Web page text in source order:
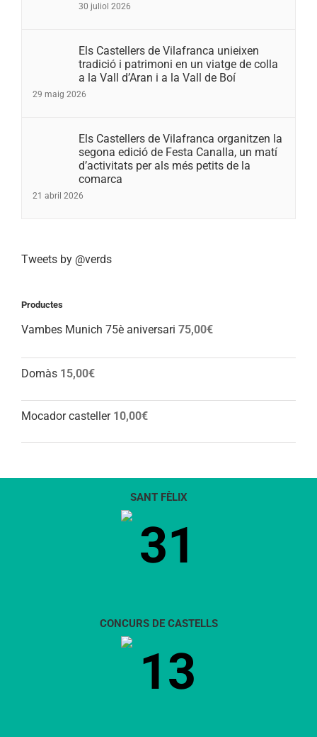
30 juliol 2026
Els Castellers de Vilafranca unieixen
tradició i patrimoni en un viatge de colla
a la Vall d’Aran i a la Vall de Boí
29 maig 2026
Els Castellers de Vilafranca organitzen la
segona edició de Festa Canalla, un matí
d’activitats per als més petits de la
comarca
21 abril 2026
Tweets by @verds
Productes
Vambes Munich 75è aniversari 75,00€
Domàs 15,00€
Mocador casteller 10,00€
SANT FÈLIX
31
CONCURS DE CASTELLS
13